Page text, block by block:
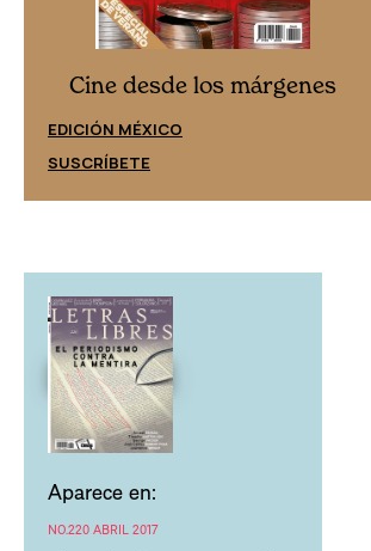
Cine desde los márgenes
EDICIÓN MÉXICO
SUSCRÍBETE
Aparece en:
NO.220 ABRIL 2017